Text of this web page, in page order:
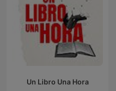
Un Libro Una Hora